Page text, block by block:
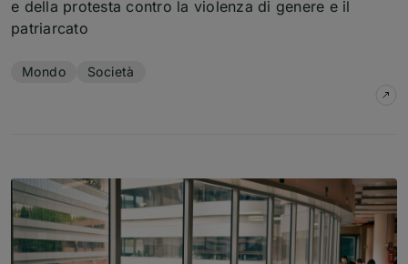
e della protesta contro la violenza di genere e il
patriarcato
Mondo Società
su